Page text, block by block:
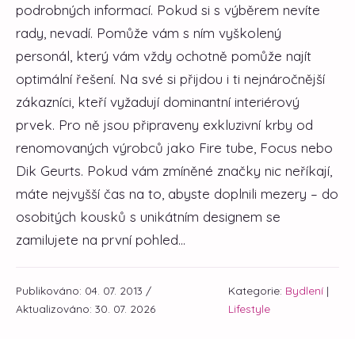
podrobných informací. Pokud si s výběrem nevíte
rady, nevadí. Pomůže vám s ním vyškolený
personál, který vám vždy ochotně pomůže najít
optimální řešení. Na své si přijdou i ti nejnáročnější
zákazníci, kteří vyžadují dominantní interiérový
prvek. Pro ně jsou připraveny exkluzivní krby od
renomovaných výrobců jako Fire tube, Focus nebo
Dik Geurts. Pokud vám zmíněné značky nic neříkají,
máte nejvyšší čas na to, abyste doplnili mezery – do
osobitých kousků s unikátním designem se
zamilujete na první pohled...
Publikováno: 04. 07. 2013 /
Aktualizováno: 30. 07. 2026
Kategorie: Bydlení|
Lifestyle